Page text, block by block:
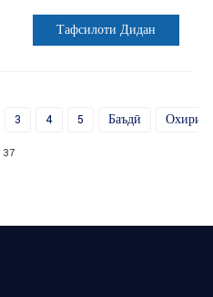
Тафсилоти Дидан
3 4 5 Баъдӣ Охирин
37